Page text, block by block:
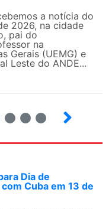
a notícia do
2026, na cidade
pai do
na
Gerais (UEMG) e
Leste do ANDE...
Dia de
Cuba em 13 de